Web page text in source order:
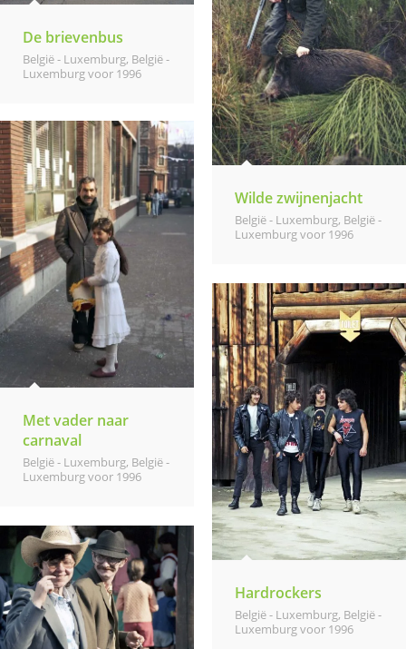
De brievenbus
België - Luxemburg, België -
Luxemburg voor 1996
Wilde zwijnenjacht
België - Luxemburg, België -
Luxemburg voor 1996
Met vader naar
carnaval
België - Luxemburg, België -
Luxemburg voor 1996
Hardrockers
België - Luxemburg, België -
Luxemburg voor 1996